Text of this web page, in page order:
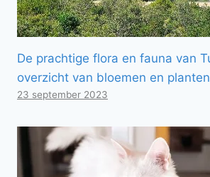
De prachtige flora en fauna van
overzicht van bloemen en planten
23 september 2023